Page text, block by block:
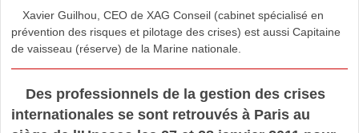
Xavier Guilhou, CEO de XAG Conseil (cabinet spécialisé en
prévention des risques et pilotage des crises) est aussi Capitaine
de vaisseau (réserve) de la Marine nationale.
Des professionnels de la gestion des crises
internationales se sont retrouvés à Paris au